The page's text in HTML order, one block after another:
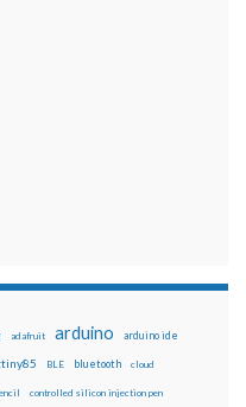
adafruit arduino arduino ide
BLE bluetooth cloud
controlled silicon injection pen